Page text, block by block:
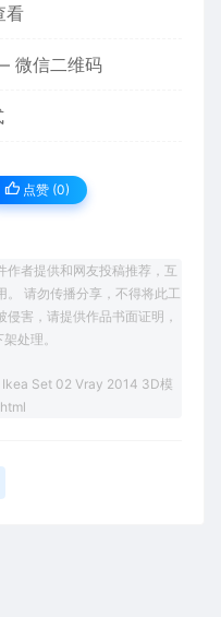
看
微信二维码
点赞 (0)
作者提供和网友投稿推荐，互
。 请勿传播分享，不得将此工
害，请提供作品书面证明，
处理。
Set 02 Vray 2014 3D模